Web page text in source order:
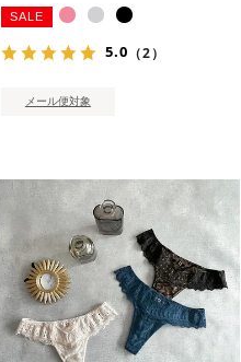
SALE
5.0 （2）
メール便対象